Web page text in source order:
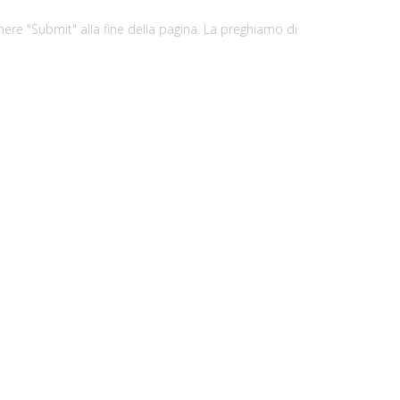
"Submit" alla fine della pagina. La preghiamo di